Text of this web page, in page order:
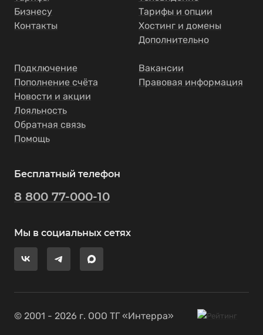
Бизнесу
Контакты
Тарифы и опции
Хостинг и домены
Дополнительно
Подключение
Пополнение счёта
Новости и акции
Лояльность
Обратная связь
Помощь
Вакансии
Правовая информация
Бесплатный телефон
8 800 77-000-10
Мы в социальных сетях
© 2001 - 2026 г. ООО ТГ «Интерра»